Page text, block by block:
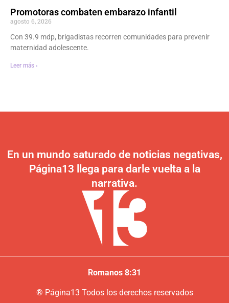
Promotoras combaten embarazo infantil
agosto 6, 2026
Con 39.9 mdp, brigadistas recorren comunidades para prevenir
maternidad adolescente.
Leer más ›
En un mundo saturado de noticias negativas,
Página13 llega para darle vuelta a la
narrativa.
Romanos 8:31
® Página13 Todos los derechos reservados